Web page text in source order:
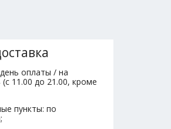
оплаты / на
11.00 до 21.00, кроме
пункты: по